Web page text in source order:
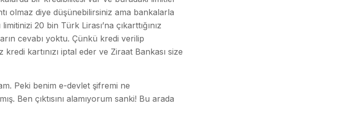
olmaz diye düşünebilirsiniz ama bankalarla
20 bin Türk Lirası’na çıkarttığınız
cevabı yoktu. Çünkü kredi verilip
kartınızı iptal eder ve Ziraat Bankası size
Peki benim e-devlet şifremi ne
Ben çıktısını alamıyorum sanki! Bu arada